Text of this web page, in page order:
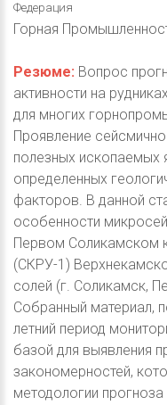
Федерация
Горная
Резюме: Вопрос
активности на
для многих
Проявление
полезных ископаемых
определенных
факторов. В данной
особенности
Первом Соликамском
(СКРУ-1)
солей (г. Соликамск,
Собранный материал,
летний период
базой для выявления
закономерностей,
методологии